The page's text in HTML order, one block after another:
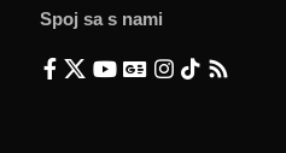
Spoj sa s nami